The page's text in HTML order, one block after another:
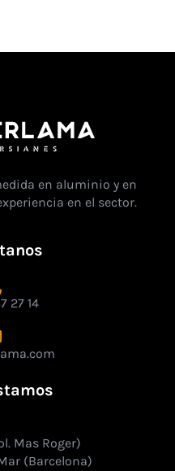
en aluminio y en
en el sector.
27 14
Mas Roger)
(Barcelona)